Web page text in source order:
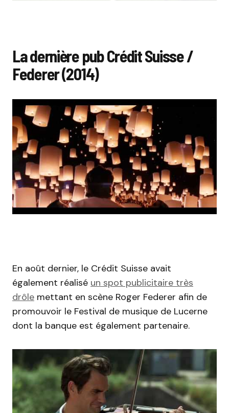
La dernière pub Crédit Suisse /
Federer (2014)
En août dernier, le Crédit Suisse avait
également réalisé un spot publicitaire très
drôle mettant en scène Roger Federer afin de
promouvoir le Festival de musique de Lucerne
dont la banque est également partenaire.